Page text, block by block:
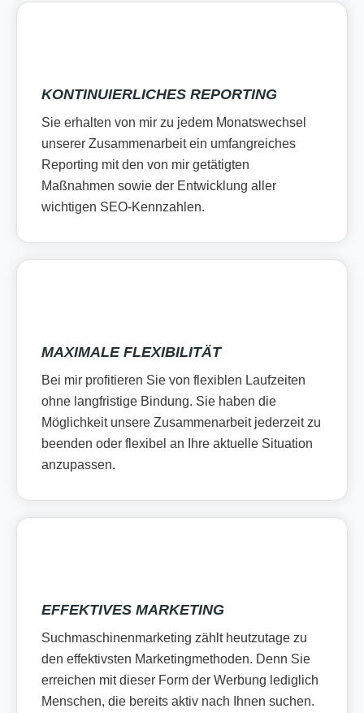
KONTINUIERLICHES REPORTING
Sie erhalten von mir zu jedem Monatswechsel
unserer Zusammenarbeit ein umfangreiches
Reporting mit den von mir getätigten
Maßnahmen sowie der Entwicklung aller
wichtigen SEO-Kennzahlen.
MAXIMALE FLEXIBILITÄT
Bei mir profitieren Sie von flexiblen Laufzeiten
ohne langfristige Bindung. Sie haben die
Möglichkeit unsere Zusammenarbeit jederzeit zu
beenden oder flexibel an Ihre aktuelle Situation
anzupassen.
EFFEKTIVES MARKETING
Suchmaschinenmarketing zählt heutzutage zu
den effektivsten Marketingmethoden. Denn Sie
erreichen mit dieser Form der Werbung lediglich
Menschen, die bereits aktiv nach Ihnen suchen.